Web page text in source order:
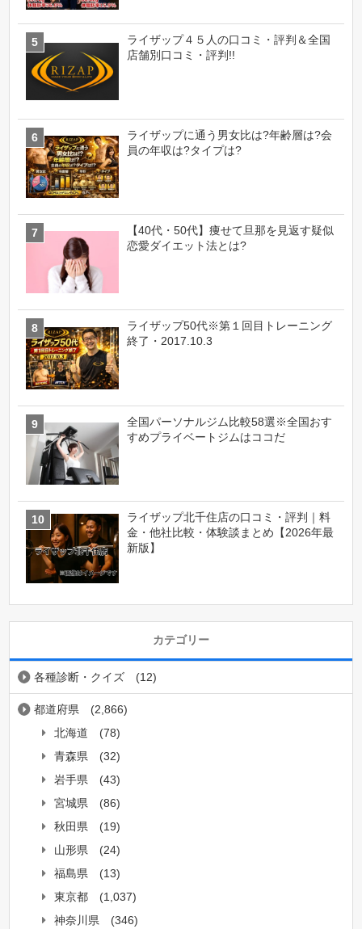
ライザップ４５人の口コミ・評判＆全国
店舗別口コミ・評判!!
ライザップに通う男女比は?年齢層は?会
員の年収は?タイプは?
【40代・50代】痩せて旦那を見返す疑似
恋愛ダイエット法とは?
ライザップ50代※第１回目トレーニング
終了・2017.10.3
全国パーソナルジム比較58選※全国おす
すめプライベートジムはココだ
ライザップ北千住店の口コミ・評判｜料
金・他社比較・体験談まとめ【2026年最
新版】
カテゴリー
各種診断・クイズ (12)
都道府県
(2,866)
北海道
(78)
青森県
(32)
岩手県
(43)
宮城県
(86)
秋田県
(19)
山形県
(24)
福島県
(13)
東京都
(1,037)
神奈川県
(346)